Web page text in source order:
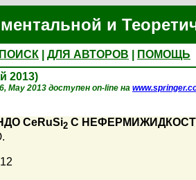
и
ПОИСК ДЛЯ АВТОРОВ
ПОМОЩЬ
2013)
May 2013 доступен on-line на
CeRuSi2 С